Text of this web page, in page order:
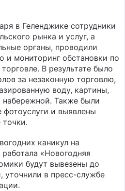
в Геленджике сотрудники
рынка и услуг, а
органы, проводили
и мониторинг обстановки по
В результате было
за незаконную торговлю,
воду, картины,
Также были
фотоуслуги и выявлены
точки.
каникул на
«Новогодняя
будут вывезены до
уточнили в пресс-службе